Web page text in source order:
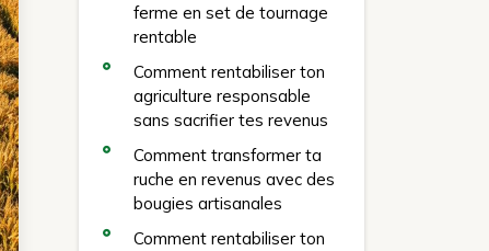
ferme en set de tournage
rentable
Comment rentabiliser ton
agriculture responsable
sans sacrifier tes revenus
Comment transformer ta
ruche en revenus avec des
bougies artisanales
Comment rentabiliser ton